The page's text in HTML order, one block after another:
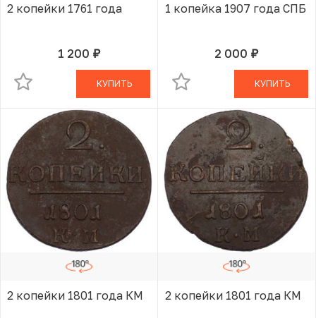
2 копейки 1761 года
1 200 руб.
В КОРЗИНЕ
КУПИТЬ
1 копейка 1907 года СПБ
2 000 руб.
В КОРЗИНЕ
КУПИТЬ
2 копейки 1801 года КМ 2 копейки 1801 года КМ